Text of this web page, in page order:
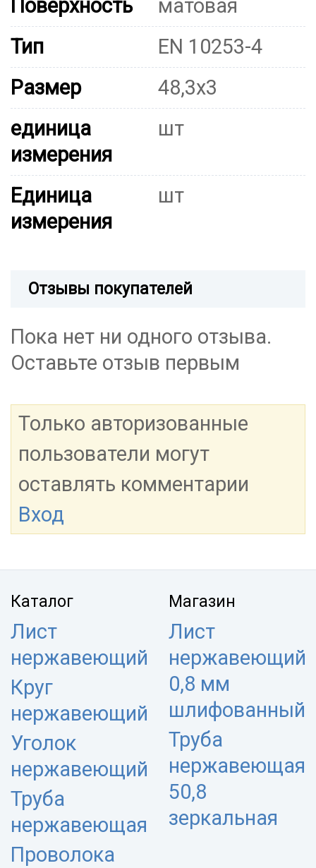
Поверхность
матовая
Тип
EN 10253-4
Размер
48,3x3
единица
измерения
шт
Единица
измерения
шт
Отзывы покупателей
Пока нет ни одного отзыва.
Оставьте отзыв первым
Только авторизованные
пользователи могут
оставлять комментарии
Вход
Каталог
Лист
нержавеющий
Круг
нержавеющий
Уголок
нержавеющий
Труба
нержавеющая
Проволока
Магазин
Лист
нержавеющий
0,8 мм
шлифованный
Труба
нержавеющая
50,8
зеркальная